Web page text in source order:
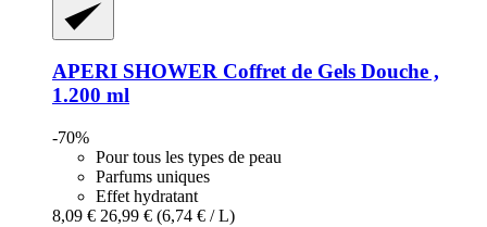
APERI SHOWER Coffret de Gels Douche ,
1.200 ml
-70%
Pour tous les types de peau
Parfums uniques
Effet hydratant
8,09 € 26,99 € (6,74 € / L)